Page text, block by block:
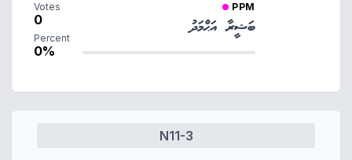
PPM
ބަޝީރާ އަޙްމަދު
Votes
0
Percent
0%
N11-3